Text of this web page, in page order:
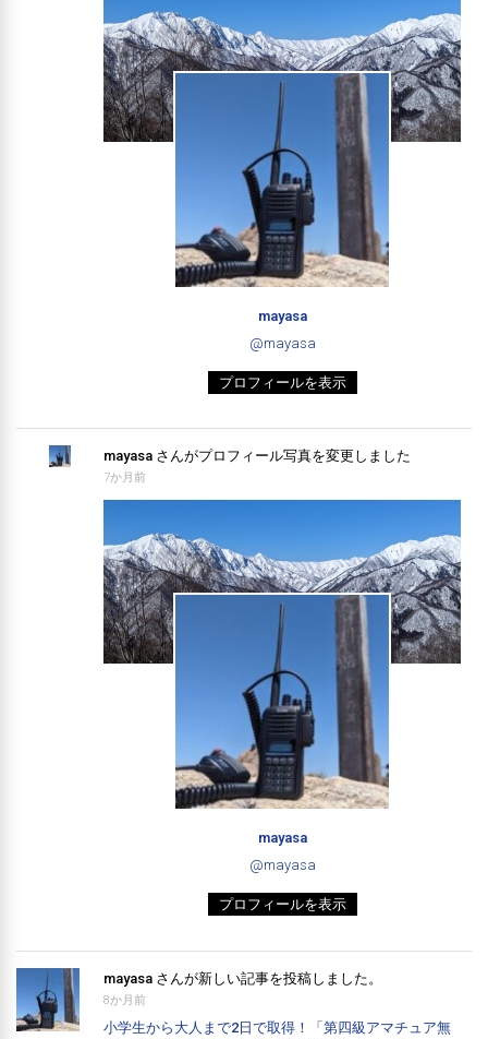
mayasa
@mayasa
プロフィールを表示
mayasa さんがプロフィール写真を変更しました
7か月前
mayasa
@mayasa
プロフィールを表示
mayasa さんが新しい記事を投稿しました。
8か月前
小学生から大人まで2日で取得！「第四級アマチュア無